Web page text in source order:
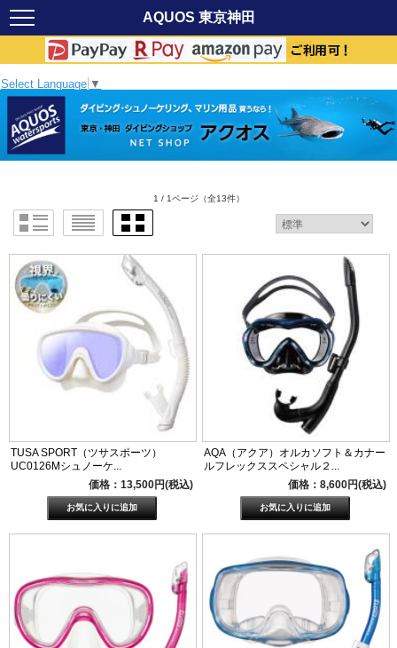
AQUOS 東京神田
Select Language ▼
1 / 1ページ （全13件）
TUSA SPORT（ツサスポーツ）
UC0126Mシュノーケ...
価格：13,500円(税込)
AQA（アクア）オルカソフト＆カナー
ルフレックススペシャル２...
価格：8,600円(税込)